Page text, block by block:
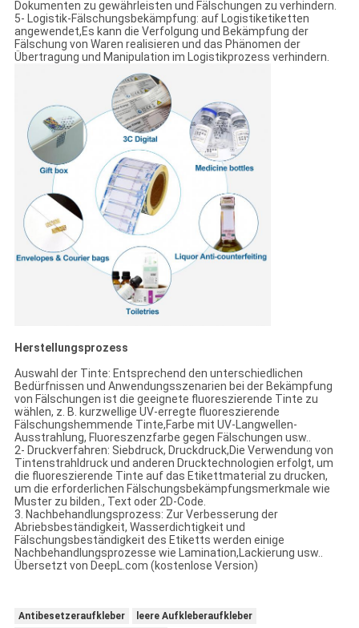
Dokumenten zu gewährleisten und Fälschungen zu verhindern.
5- Logistik-Fälschungsbekämpfung: auf Logistiketiketten
angewendet,Es kann die Verfolgung und Bekämpfung der
Fälschung von Waren realisieren und das Phänomen der
Übertragung und Manipulation im Logistikprozess verhindern.
Herstellungsprozess
Auswahl der Tinte: Entsprechend den unterschiedlichen
Bedürfnissen und Anwendungsszenarien bei der Bekämpfung
von Fälschungen ist die geeignete fluoreszierende Tinte zu
wählen, z. B. kurzwellige UV-erregte fluoreszierende
Fälschungshemmende Tinte,Farbe mit UV-Langwellen-
Ausstrahlung, Fluoreszenzfarbe gegen Fälschungen usw..
2- Druckverfahren: Siebdruck, Druckdruck,Die Verwendung von
Tintenstrahldruck und anderen Drucktechnologien erfolgt, um
die fluoreszierende Tinte auf das Etikettmaterial zu drucken,
um die erforderlichen Fälschungsbekämpfungsmerkmale wie
Muster zu bilden., Text oder 2D-Code.
3. Nachbehandlungsprozess: Zur Verbesserung der
Abriebsbeständigkeit, Wasserdichtigkeit und
Fälschungsbeständigkeit des Etiketts werden einige
Nachbehandlungsprozesse wie Lamination,Lackierung usw..
Übersetzt von DeepL.com (kostenlose Version)
Antibesetzeraufkleber
leere Aufkleberaufkleber